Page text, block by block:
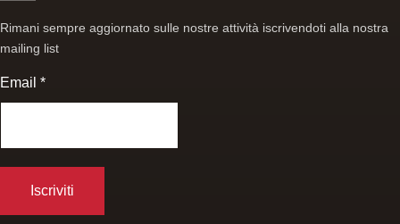
Rimani sempre aggiornato sulle nostre attività iscrivendoti alla nostra
mailing list
Email*